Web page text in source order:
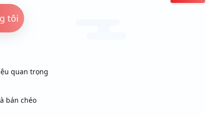
tôi
quan trọng
bán chéo